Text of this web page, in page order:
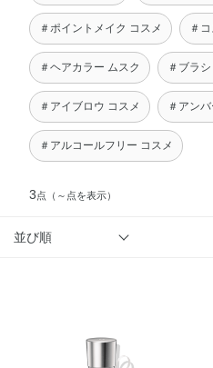
＃ポイントメイク コスメ ＃
＃ヘアカラー ムスク ＃ブラ
＃アイブロウ コスメ ＃アン
＃アルコールフリー コスメ
3点 （～点を表示）
並び順